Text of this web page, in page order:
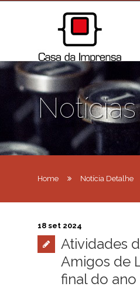
Notícias
Home Notícia Detalhe
18 set 2024
Atividades
Amigos de
final do ano